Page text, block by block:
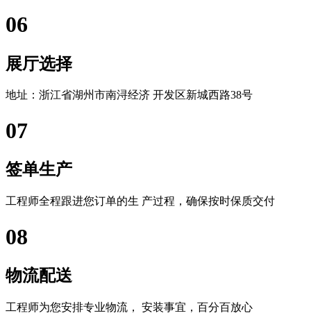
06
展厅选择
地址：浙江省湖州市南浔经济 开发区新城西路38号
07
签单生产
工程师全程跟进您订单的生 产过程，确保按时保质交付
08
物流配送
工程师为您安排专业物流， 安装事宜，百分百放心